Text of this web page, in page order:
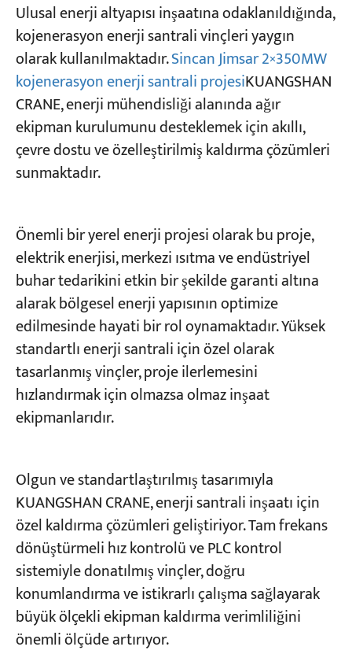
Projeler
Bloglar
Hakkımızda
Bize Ulaşın
Ulusal enerji altyapısı inşaatına odaklanıldığında,
kojenerasyon enerji santrali vinçleri yaygın
olarak kullanılmaktadır.Sincan Jimsar 2×350MW
kojenerasyon enerji santrali projesiKUANGSHAN
CRANE, enerji mühendisliği alanında ağır
ekipman kurulumunu desteklemek için akıllı,
çevre dostu ve özelleştirilmiş kaldırma çözümleri
sunmaktadır.
Önemli bir yerel enerji projesi olarak bu proje,
elektrik enerjisi, merkezi ısıtma ve endüstriyel
buhar tedarikini etkin bir şekilde garanti altına
alarak bölgesel enerji yapısının optimize
edilmesinde hayati bir rol oynamaktadır. Yüksek
standartlı enerji santrali için özel olarak
tasarlanmış vinçler, proje ilerlemesini
hızlandırmak için olmazsa olmaz inşaat
ekipmanlarıdır.
Olgun ve standartlaştırılmış tasarımıyla
KUANGSHAN CRANE, enerji santrali inşaatı için
özel kaldırma çözümleri geliştiriyor. Tam frekans
dönüştürmeli hız kontrolü ve PLC kontrol
sistemiyle donatılmış vinçler, doğru
konumlandırma ve istikrarlı çalışma sağlayarak
büyük ölçekli ekipman kaldırma verimliliğini
önemli ölçüde artırıyor.